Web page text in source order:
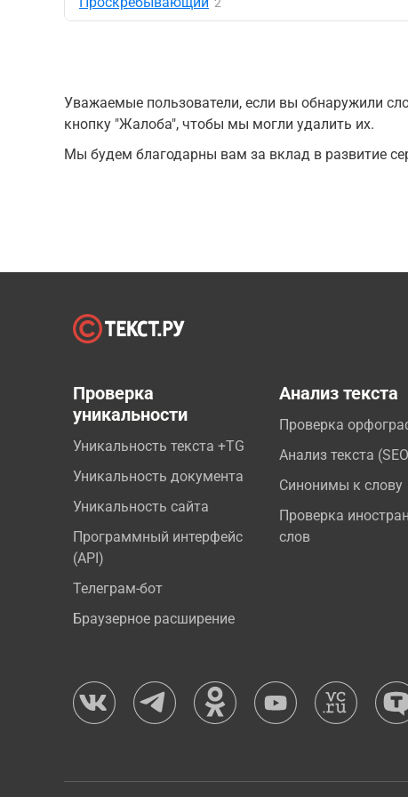
Уважаемые пользователи, если вы обнаружили
кнопку "Жалоба", чтобы мы могли удалить их.
Мы будем благодарны вам за вклад в развитие
Проверка
уникальности
Уникальность текста +TG
Уникальность документа
Уникальность сайта
Программный интерфейс
(API)
Телеграм-бот
Браузерное расширение
Анализ текста
Проверка
Анализ текста
Синонимы к слову
Проверка
слов